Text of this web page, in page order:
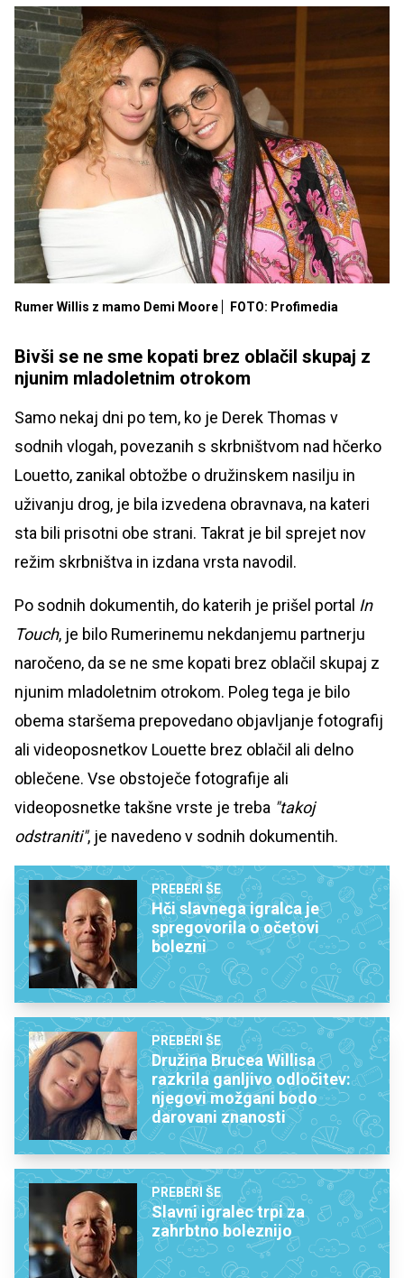
Rumer Willis z mamo Demi Moore FOTO: Profimedia
Bivši se ne sme kopati brez oblačil skupaj z
njunim mladoletnim otrokom
Samo nekaj dni po tem, ko je Derek Thomas v
sodnih vlogah, povezanih s skrbništvom nad hčerko
Louetto, zanikal obtožbe o družinskem nasilju in
uživanju drog, je bila izvedena obravnava, na kateri
sta bili prisotni obe strani. Takrat je bil sprejet nov
režim skrbništva in izdana vrsta navodil.
Po sodnih dokumentih, do katerih je prišel portal In
Touch, je bilo Rumerinemu nekdanjemu partnerju
naročeno, da se ne sme kopati brez oblačil skupaj z
njunim mladoletnim otrokom. Poleg tega je bilo
obema staršema prepovedano objavljanje fotografij
ali videoposnetkov Louette brez oblačil ali delno
oblečene. Vse obstoječe fotografije ali
videoposnetke takšne vrste je treba "takoj
odstraniti", je navedeno v sodnih dokumentih.
PREBERI ŠE
Hči slavnega igralca je
spregovorila o očetovi
bolezni
PREBERI ŠE
Družina Brucea Willisa
razkrila ganljivo odločitev:
njegovi možgani bodo
darovani znanosti
PREBERI ŠE
Slavni igralec trpi za
zahrbtno boleznijo